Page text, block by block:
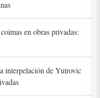
en obras privadas:
interpelación de Yutrovic